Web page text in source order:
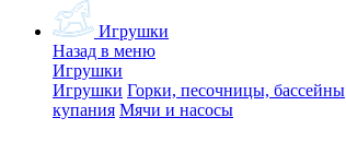
Игрушки
Назад в меню
Игрушки
Игрушки Горки, песочницы, бассейны
купания Мячи и насосы